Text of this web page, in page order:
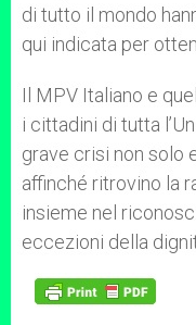
di tutto il mondo
qui indicata per
Il MPV Italiano e
i cittadini di tutta
grave crisi non solo
affinché ritrovino la
insieme nel
eccezioni della